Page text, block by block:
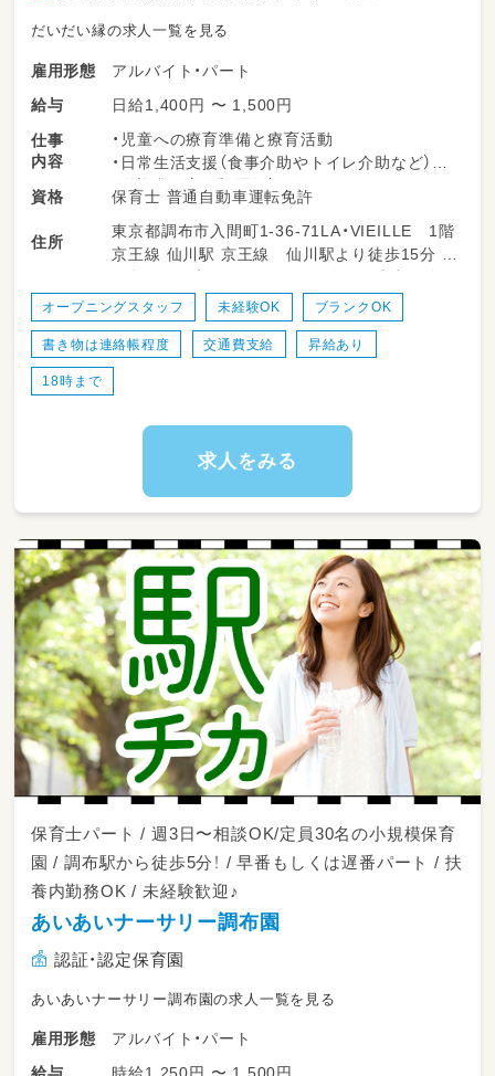
だいだい縁の求人一覧を見る
雇用形態
アルバイト・パート
給与
日給1,400円 〜 1,500円
仕事
内容
・児童への療育準備と療育活動
・日常生活支援（食事介助やトイレ介助など）
・送迎業務（添乗・運転）
・会議への参加
・その他事業に関わる業務（室内の清掃や事務作
業）
※仕事内容は、勤務時間に合わせて、残業がな
いように調整いたします
資格 保育士 普通自動車運転免許
住所
東京都調布市入間町1-36-71LA・VIEILLE 1階
京王線 仙川駅 京王線 仙川駅より徒歩15分 小
田急バス 入間町１丁目バス停より徒歩１分
オープニングスタッフ 未経験OK ブランクOK
書き物は連絡帳程度 交通費支給 昇給あり
18時まで
求人をみる
保育士パート / 週3日〜相談OK/定員30名の小規模保育
園 / 調布駅から徒歩5分！ / 早番もしくは遅番パート / 扶
養内勤務OK / 未経験歓迎♪
あいあいナーサリー調布園
認証・認定保育園
あいあいナーサリー調布園の求人一覧を見る
雇用形態
アルバイト・パート